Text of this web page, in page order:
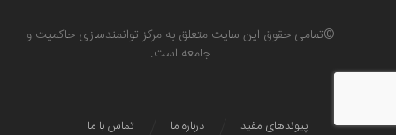
©تمامی حقوق این سایت متعلق به مرکز توانمندسازی حاکمیت و
جامعه است.
تماس با ما درباره ما پیوندهای مفید